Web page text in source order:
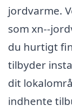
jordvarme.
som xn--
du hurtigt
tilbyder
dit
indhente